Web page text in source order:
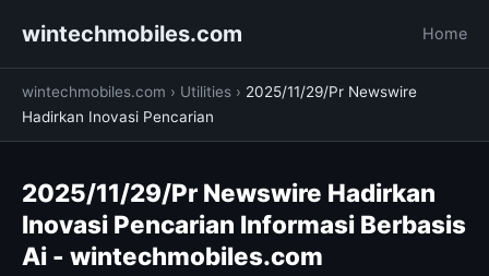
wintechmobiles.com Home
wintechmobiles.com › Utilities › 2025/11/29/Pr Newswire
Hadirkan Inovasi Pencarian
2025/11/29/Pr Newswire Hadirkan
Inovasi Pencarian Informasi Berbasis
Ai - wintechmobiles.com